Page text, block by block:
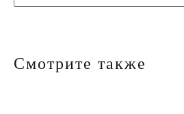
Смотрите также